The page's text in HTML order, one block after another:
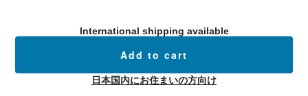
International shipping available
Add to cart
日本国内にお住まいの方向け